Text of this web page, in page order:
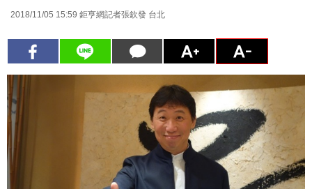
2018/11/05 15:59 鉅亨網記者張欽發 台北